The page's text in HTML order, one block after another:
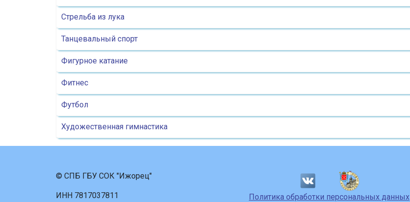
Стрельба из лука
Танцевальный спорт
Фигурное катание
Фитнес
Футбол
Художественная гимнастика
© СПБ ГБУ СОК "Ижорец"
ИНН 7817037811 Политика обработки персональных данных